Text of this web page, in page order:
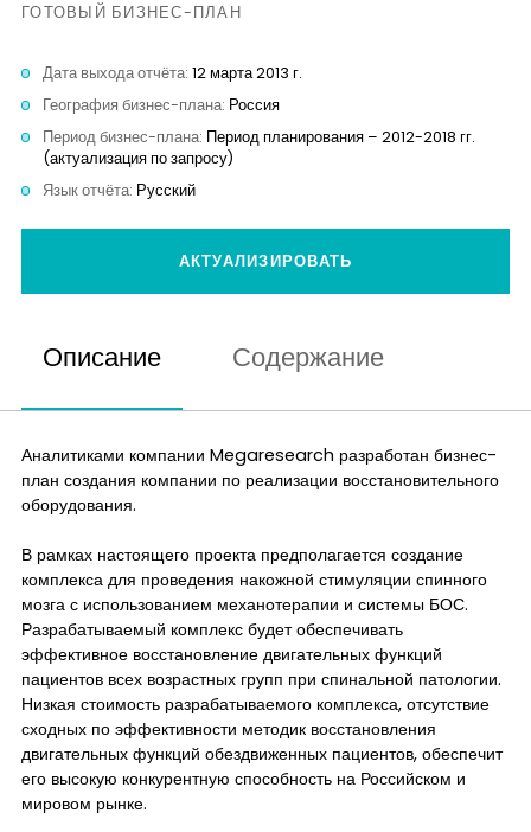
ГОТОВЫЙ БИЗНЕС-ПЛАН
Дата выхода отчёта: 12 марта 2013 г.
География бизнес-плана: Россия
Период бизнес-плана: Период планирования – 2012-2018 гг.
(актуализация по запросу)
Язык отчёта: Русский
АКТУАЛИЗИРОВАТЬ
Описание Содержание
Аналитиками компании Megaresearch разработан бизнес-
план создания компании по реализации восстановительного
оборудования.
В рамках настоящего проекта предполагается создание
комплекса для проведения накожной стимуляции спинного
мозга с использованием механотерапии и системы БОС.
Разрабатываемый комплекс будет обеспечивать
эффективное восстановление двигательных функций
пациентов всех возрастных групп при спинальной патологии.
Низкая стоимость разрабатываемого комплекса, отсутствие
сходных по эффективности методик восстановления
двигательных функций обездвиженных пациентов, обеспечит
его высокую конкурентную способность на Российском и
мировом рынке.